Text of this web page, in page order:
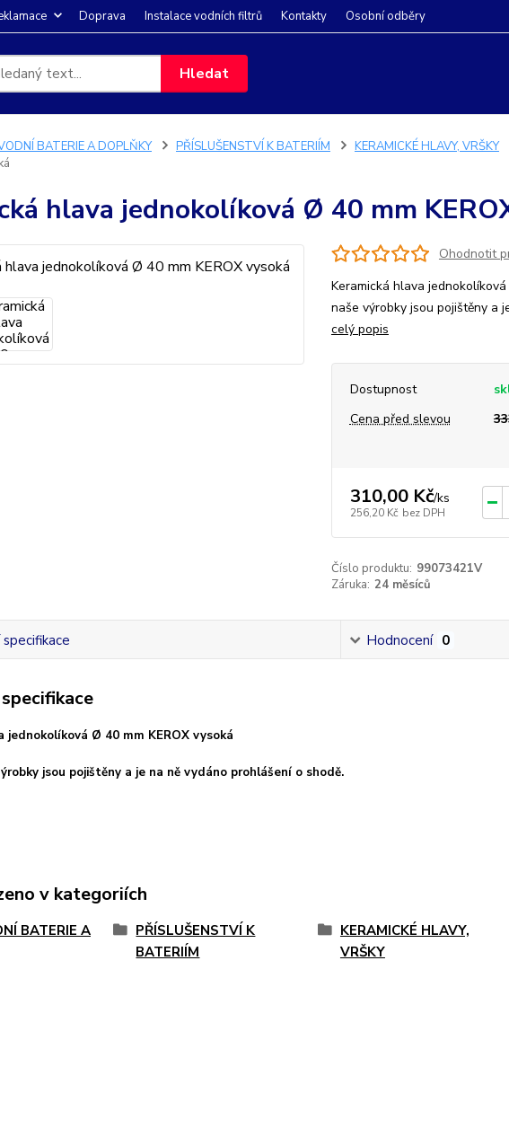
Doprava Instalace vodních filtrů Kontakty Osobní odběry
Hledat
BATERIE A DOPLŇKY PŘÍSLUŠENSTVÍ K BATERIÍM KERAMICKÉ HLAVY, VRŠKY
hlava jednokolíková Ø 40 mm
Ohodnotit
Keramická hlava
naše výrobky jsou pojištěny a
celý popis
Dostupnost
Cena před slevou
310,00 Kč/ks
256,20 Kč bez DPH
Číslo produktu: 99073421V
Záruka: 24 měsíců
Hodnocení 0
jednokolíková Ø 40 mm KEROX vysoká
jsou pojištěny a je na ně vydáno prohlášení o shodě.
v kategoriích
BATERIE A
PŘÍSLUŠENSTVÍ K
BATERIÍM
KERAMICKÉ HLAVY,
VRŠKY